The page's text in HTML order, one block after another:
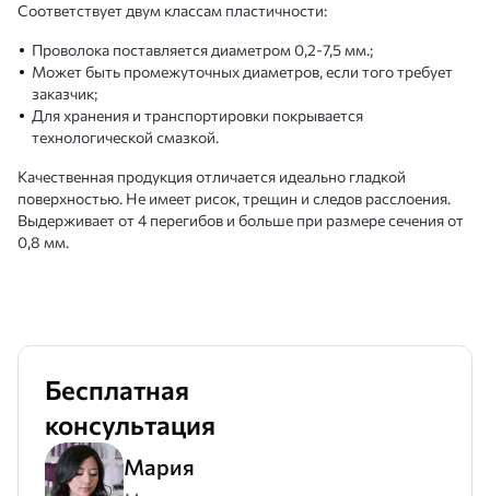
Соответствует двум классам пластичности:
Проволока поставляется диаметром 0,2-7,5 мм.;
Может быть промежуточных диаметров, если того требует
заказчик;
Для хранения и транспортировки покрывается
технологической смазкой.
Качественная продукция отличается идеально гладкой
поверхностью. Не имеет рисок, трещин и следов расслоения.
Выдерживает от 4 перегибов и больше при размере сечения от
0,8 мм.
Бесплатная
консультация
Мария